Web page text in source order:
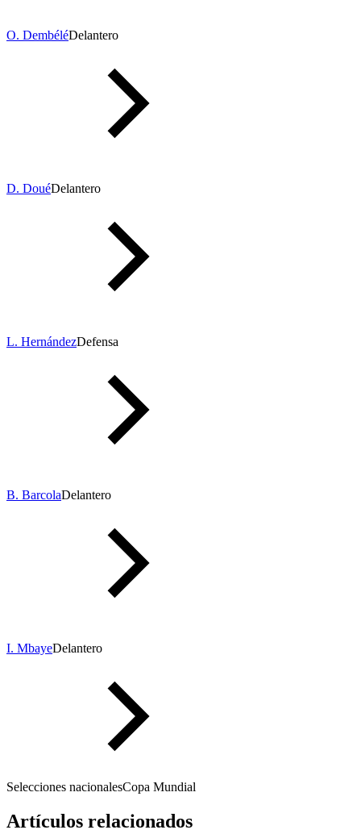
O. DembéléDelantero
D. DouéDelantero
L. HernándezDefensa
B. BarcolaDelantero
I. MbayeDelantero
Selecciones nacionalesCopa Mundial
Artículos relacionados